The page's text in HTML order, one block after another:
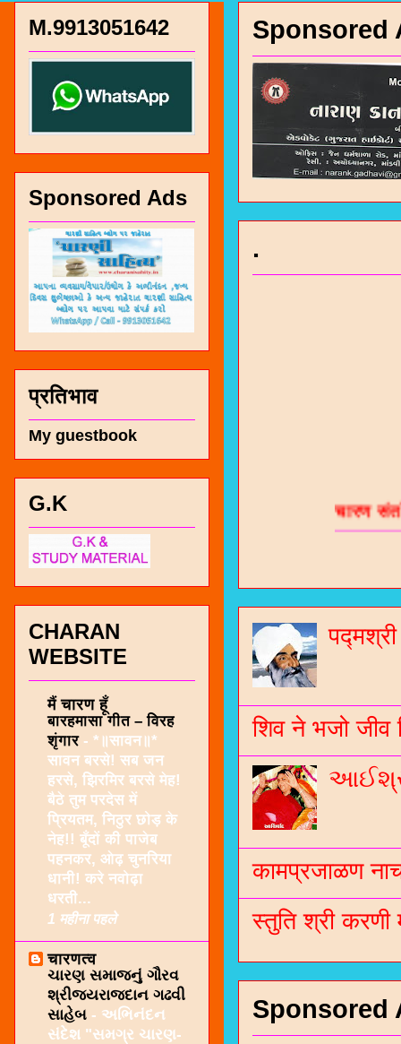
Sponsored
.
भजन /
चारणी
शिव ने भजो जीव
कामप्रजाळण
स्तुति श्री करणी
Sponsored
M.9913051642
Sponsored Ads
प्रतिभाव
My guestbook
G.K
CHARAN
WEBSITE
मैं चारण हूँ
बारहमासा गीत – विरह
शृंगार - *॥सावन॥*
सावन बरसे! सब जन
हरसे, झिरमिर बरसे मेह!
बैठे तुम परदेस में
प्रियतम, निठुर छोड़ के
नेह!! बूँदों की पाजेब
पहनकर, ओढ़ चुनरिया
धानी! करे नवोढ़ा
धरती...
1 महीना पहले
चारणत्व
ચારણ સમાજનું ગૌરવ
શ્રીજયરાજદાન ગઢવી
સાહેબ - અભિનંદન
સંદેશ "સમગ્ર ચારણ-